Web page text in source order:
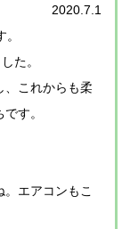
2020.7.1
た。
、これからも柔
す。
エアコンもこ